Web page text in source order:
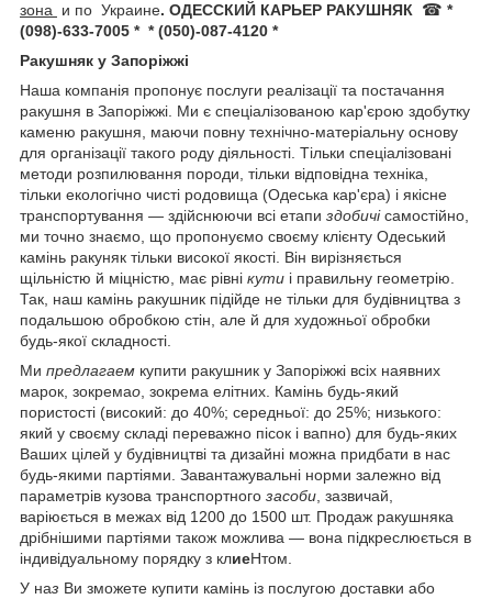
зона и по Украине. ОДЕССКИЙ КАРЬЕР РАКУШНЯК ☎ *
(098)-633-7005 * * (050)-087-4120 *
Ракушняк у Запоріжжі
Наша компанія пропонує послуги реалізації та постачання
ракушня в Запоріжжі. Ми є спеціалізованою кар'єрою здобутку
каменю ракушня, маючи повну технічно-матеріальну основу
для організації такого роду діяльності. Тільки спеціалізовані
методи розпилювання породи, тільки відповідна техніка,
тільки екологічно чисті родовища (Одеська кар'єра) і якісне
транспортування — здійснюючи всі етапи здобичісамостійно,
ми точно знаємо, що пропонуємо своєму клієнту Одеський
камінь ракуняк тільки високої якості. Він вирізняється
щільністю й міцністю, має рівні кути і правильну геометрію.
Так, наш камінь ракушник підійде не тільки для будівництва з
подальшою обробкою стін, але й для художньої обробки
будь-якої складності.
Ми предлагаем купити ракушник у Запоріжжі всіх наявних
марок, зокремао, зокрема елітних. Камінь будь-який
пористості (високий: до 40%; середньої: до 25%; низького:
який у своєму складі переважно пісок і вапно) для будь-яких
Ваших цілей у будівництві та дизайні можна придбати в нас
будь-якими партіями. Завантажувальні норми залежно від
параметрів кузова транспортного засоби, зазвичай,
варіюється в межах від 1200 до 1500 шт. Продаж ракушняка
дрібнішими партіями також можлива — вона підкреслюється в
індивідуальному порядку з клиеНтом.
У наз Ви зможете купити камінь із послугою доставки або